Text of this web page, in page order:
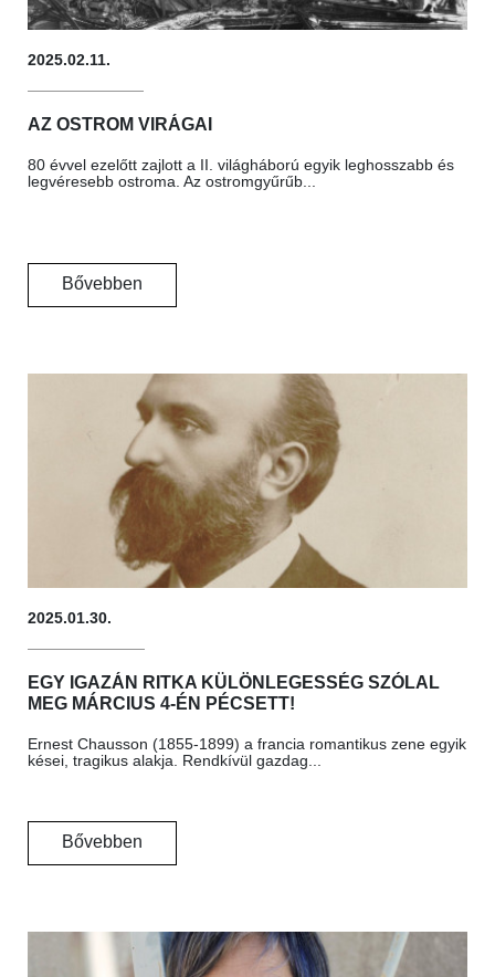
2025.02.11.
AZ OSTROM VIRÁGAI
80 évvel ezelőtt zajlott a II. világháború egyik leghosszabb és
legvéresebb ostroma. Az ostromgyűrűb...
Bővebben
2025.01.30.
EGY IGAZÁN RITKA KÜLÖNLEGESSÉG SZÓLAL
MEG MÁRCIUS 4-ÉN PÉCSETT!
Ernest Chausson (1855-1899) a francia romantikus zene egyik
kései, tragikus alakja. Rendkívül gazdag...
Bővebben